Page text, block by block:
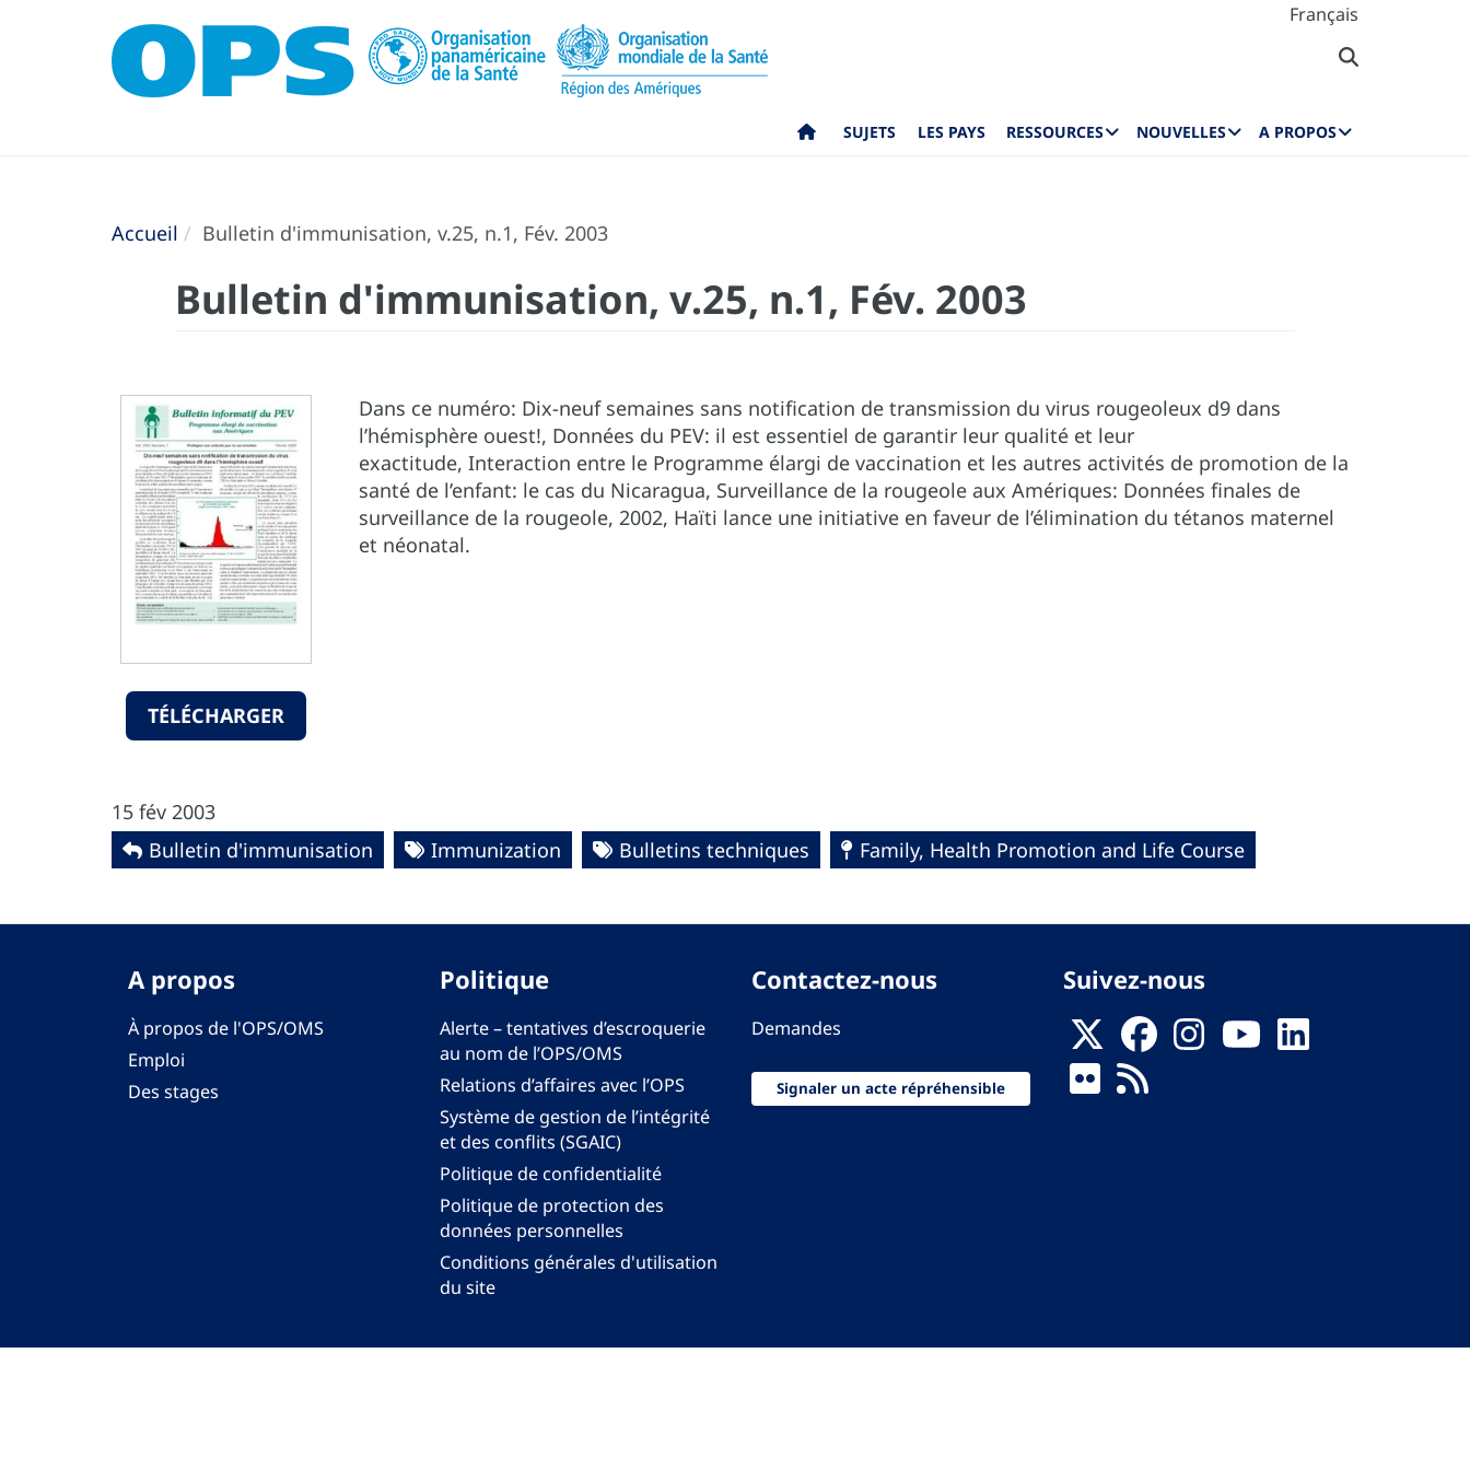
Français
SUJETS LES PAYS RESSOURCES NOUVELLES A PROPOS
Accueil Bulletin d'immunisation, v.25, n.1, Fév. 2003
Bulletin d'immunisation, v.25, n.1, Fév. 2003
TÉLÉCHARGER
Dans ce numéro: Dix-neuf semaines sans notification de transmission du virus rougeoleux d9 dans
l’hémisphère ouest!, Données du PEV: il est essentiel de garantir leur qualité et leur
exactitude, Interaction entre le Programme élargi de vaccination et les autres activités de promotion de la
santé de l’enfant: le cas du Nicaragua, Surveillance de la rougeole aux Amériques: Données finales de
surveillance de la rougeole, 2002, Haïti lance une initiative en faveur de l’élimination du tétanos maternel
et néonatal.
15 fév 2003
Bulletin d'immunisation
Immunization Bulletins techniques Family, Health Promotion and Life Course
A propos
À propos de l'OPS/OMS
Emploi
Des stages
Politique
Alerte – tentatives d’escroquerie
au nom de l’OPS/OMS
Relations d’affaires avec l’OPS
Système de gestion de l’intégrité
et des conflits (SGAIC)
Politique de confidentialité
Politique de protection des
données personnelles
Conditions générales d'utilisation
du site
Contactez-nous
Demandes
Signaler un acte répréhensible
Suivez-nous